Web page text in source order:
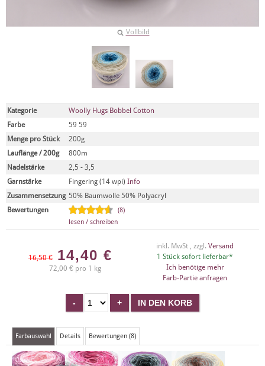
Vollbild
Kategorie
Woolly Hugs Bobbel Cotton
Farbe
59 59
Menge pro Stück
200g
Lauflänge / 200g
800m
Nadelstärke
2,5 - 3,5
Garnstärke
Fingering (14 wpi) Info
Zusammensetzung 50% Baumwolle 50% Polyacryl
Bewertungen
(8)
lesen / schreiben
16,50 € 14,40 €
72,00 € pro 1 kg
inkl. MwSt , zzgl. Versand
1 Stück sofort lieferbar*
Ich benötige mehr
Farb-Partie anfragen
Farbauswahl Details Bewertungen (8)